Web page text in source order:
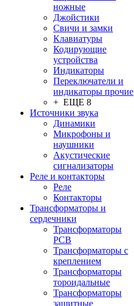
ножные
Джойстики
Свичи и замки
Клавиатуры
Кодирующие
устройства
Индикаторы
Переключатели и
индикаторы прочие
+ ЕЩЕ 8
Источники звука
Динамики
Микрофоны и
наушники
Акустические
сигнализаторы
Реле и контакторы
Реле
Контакторы
Трансформаторы и
сердечники
Трансформаторы
PCB
Трансформаторы с
креплением
Трансформаторы
тороидальные
Трансформаторы
защитные